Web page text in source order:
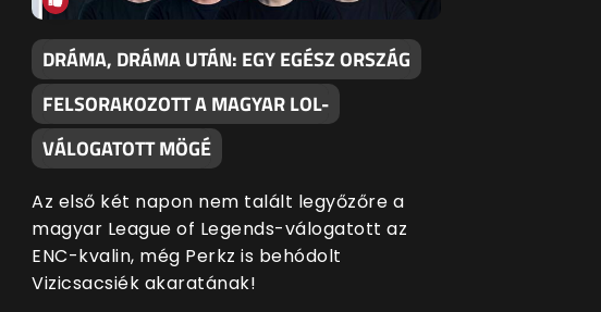
DRÁMA, DRÁMA UTÁN: EGY EGÉSZ ORSZÁG
FELSORAKOZOTT A MAGYAR LOL-
VÁLOGATOTT MÖGÉ
Az első két napon nem talált legyőzőre a
magyar League of Legends-válogatott az
ENC-kvalin, még Perkz is behódolt
Vizicsacsiék akaratának!